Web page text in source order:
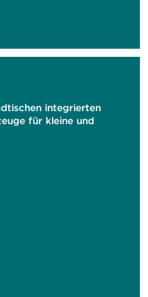
integrierten
für kleine und